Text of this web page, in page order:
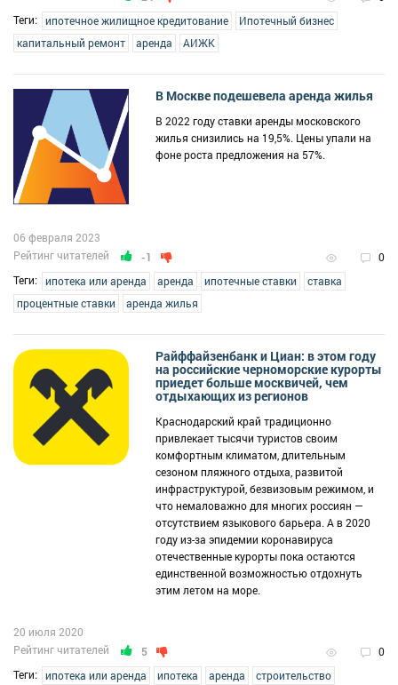
Теги:
ипотечное жилищное кредитование
Ипотечный бизнес
капитальный ремонт
аренда АИЖК
В Москве подешевела аренда жилья
В 2022 году ставки аренды московского
жилья снизились на 19,5%. Цены упали на
фоне роста предложения на 57%.
Рейтинг читателей -1 0
06 февраля 2023
Теги: ипотека или аренда аренда ипотечные ставки
ставка
процентные ставки
аренда жилья
Райффайзенбанк и Циан: в этом году
на российские черноморские курорты
приедет больше москвичей, чем
отдыхающих из регионов
Краснодарский край традиционно
привлекает тысячи туристов своим
комфортным климатом, длительным
сезоном пляжного отдыха, развитой
инфраструктурой, безвизовым режимом, и
что немаловажно для многих россиян —
отсутствием языкового барьера. А в 2020
году из-за эпидемии коронавируса
отечественные курорты пока остаются
единственной возможностью отдохнуть
этим летом на море.
Рейтинг читателей 5 0
20 июля 2020
Теги: ипотека или аренда ипотека аренда строительство